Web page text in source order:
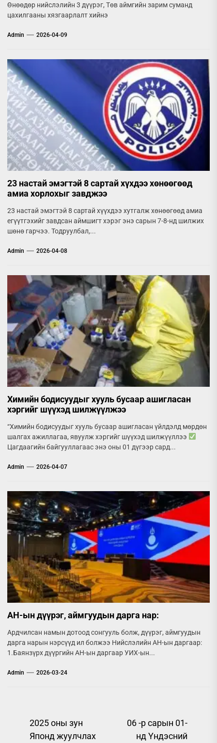
Өнөөдөр нийслэлийн 3 дүүрэг, Төв аймгийн зарим суманд
цахилгааны хязгаарлалт хийнэ
Admin 2026-04-09
23 настай эмэгтэй 8 сартай хүхдээ хөнөөгөөд
амиа хорлохыг завджээ
23 настай эмэгтэй 8 сартай хүүхдээ хутгалж хөнөөгөөд амиа
егүүтгэхийг завдсан аймшигт хэрэг энэ сарын 7-8-нд шилжих
шөнө гарчээ. Тодруулбал,...
Admin 2026-04-08
Химийн бодисуудыг хууль бусаар ашигласан
хэргийг шүүхэд шилжүүлжээ
“Химийн бодисуудыг хууль бусаар ашигласан үйлдэлд мөрдөн
шалгах ажиллагаа, явуулж хэргийг шүүхэд шилжүүллээ
Цагдаагийн байгууллагаас энэ оны 01 дүгээр сард...
Admin 2026-04-07
АН-ын дүүрэг, аймгуудын дарга нар:
Ардчилсан намын дотоод сонгууль болж, дүүрэг, аймгуудын
дарга нарын нэрсүүд ил болжээ Нийслэлийн АН-ын даргаар:
1.Баянзүрх дүүргийн АН-ын даргаар УИХ-ын...
Admin 2026-03-24
Post
navigation
2025 оны зун
Японд жуулчлах
06 -р сарын 01-
нд Үндэсний